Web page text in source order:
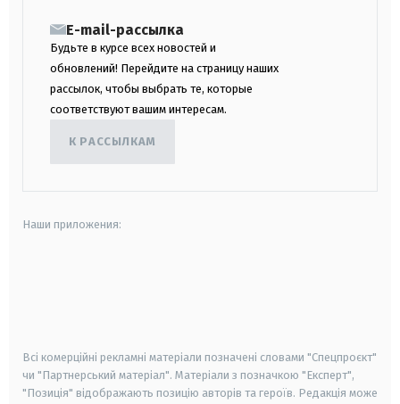
E-mail-рассылка
Будьте в курсе всех новостей и
обновлений! Перейдите на страницу наших
рассылок, чтобы выбрать те, которые
соответствуют вашим интересам.
К РАССЫЛКАМ
Наши приложения:
Всі комерційні рекламні матеріали позначені словами "Спецпроєкт"
чи "Партнерський матеріал". Матеріали з позначкою "Експерт",
"Позиція" відображають позицію авторів та героїв. Редакція може